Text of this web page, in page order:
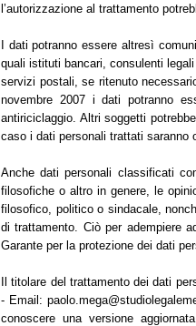
l’autorizzazione al trattamento
I dati potranno essere altresì
quali istituti bancari, consulenti
servizi postali, se ritenuto
novembre 2007 i dati potranno
antiriciclaggio. Altri soggetti
caso i dati personali trattati saranno
Anche dati personali classificati
filosofiche o altro in genere, le
filosofico, politico o sindacale,
di trattamento. Ciò per adempiere
Garante per la protezione dei dati
Il titolare del trattamento dei dati
- Email:
conoscere una versione